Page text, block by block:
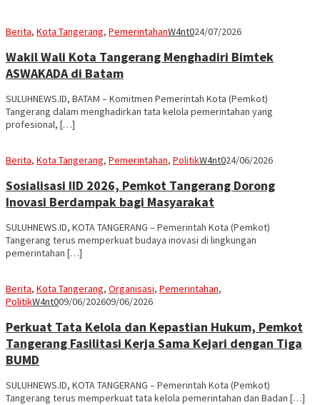
Berita, Kota Tangerang, PemerintahanW4nt024/07/2026
Wakil Wali Kota Tangerang Menghadiri Bimtek
ASWAKADA di Batam
SULUHNEWS.ID, BATAM – Komitmen Pemerintah Kota (Pemkot)
Tangerang dalam menghadirkan tata kelola pemerintahan yang
profesional, […]
Berita, Kota Tangerang, Pemerintahan, PolitikW4nt024/06/2026
Sosialisasi IID 2026, Pemkot Tangerang Dorong
Inovasi Berdampak bagi Masyarakat
SULUHNEWS.ID, KOTA TANGERANG – Pemerintah Kota (Pemkot)
Tangerang terus memperkuat budaya inovasi di lingkungan
pemerintahan […]
Berita, Kota Tangerang, Organisasi, Pemerintahan,
PolitikW4nt009/06/202609/06/2026
Perkuat Tata Kelola dan Kepastian Hukum, Pemkot
Tangerang Fasilitasi Kerja Sama Kejari dengan Tiga
BUMD
SULUHNEWS.ID, KOTA TANGERANG – Pemerintah Kota (Pemkot)
Tangerang terus memperkuat tata kelola pemerintahan dan Badan […]